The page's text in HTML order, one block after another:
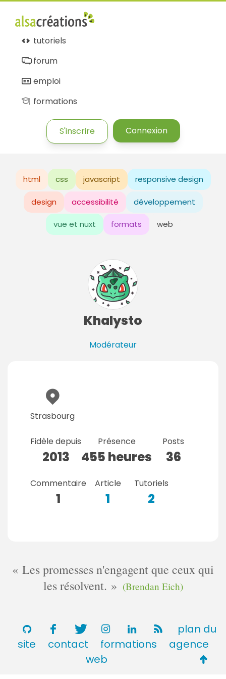
tutoriels
forum
emploi
formations
S'inscrire Connexion
html css javascript responsive design
design accessibilité développement
vue et nuxt formats web
Khalysto
Modérateur
Strasbourg
Fidèle depuis
2013
Présence
455 heures
Posts
36
Commentaire
1
Article
1
Tutoriels
2
Les promesses n'engagent que ceux qui
les résolvent.
(Brendan Eich)
plan du
site
contact formations
agence
web